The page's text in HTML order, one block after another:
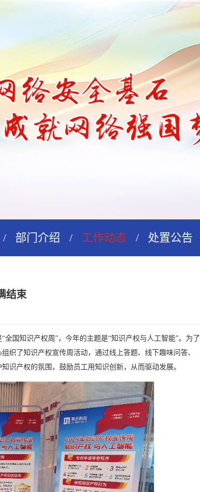
/ 部门介绍 / 工作动态 / 处置公告
结束
国知识产权周”，今年的主题是“知识产权与人工智能”。为了
织了知识产权宣传周活动，通过线上答题、线下趣味问答、
识产权的氛围，鼓励员工用知识创新，从而驱动发展。